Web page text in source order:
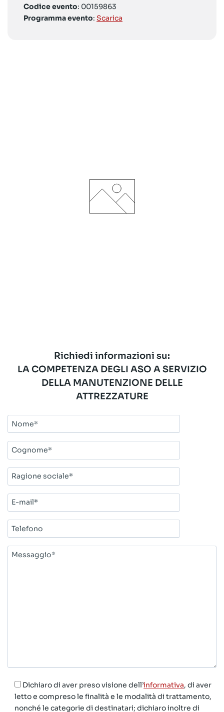
Codice evento: 00159863
Programma evento: Scarica
Richiedi informazioni su:
LA COMPETENZA DEGLI ASO A SERVIZIO
DELLA MANUTENZIONE DELLE
ATTREZZATURE
Nome*
Cognome*
Ragione
sociale*
E-
mail*
Telefono
Messaggio*
Dichiaro di aver preso visione dell’informativa, di aver
letto e compreso le finalità e le modalità di trattamento,
nonché le categorie di destinatari; dichiaro inoltre di